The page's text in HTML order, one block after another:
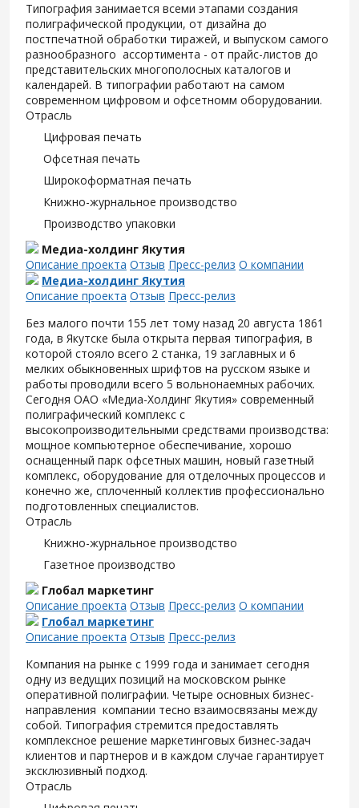
Типография занимается всеми этапами создания
полиграфической продукции, от дизайна до
постпечатной обработки тиражей, и выпуском самого
разнообразного ассортимента - от прайс-листов до
представительских многополосных каталогов и
календарей. В типографии работают на самом
современном цифровом и офсетномм оборудовании.
Отрасль
Цифровая печать
Офсетная печать
Широкоформатная печать
Книжно-журнальное производство
Производство упаковки
Медиа-холдинг Якутия
Описание проекта Отзыв Пресс-релиз О компании
Медиа-холдинг Якутия
Описание проекта Отзыв Пресс-релиз
Без малого почти 155 лет тому назад 20 августа 1861
года, в Якутске была открыта первая типография, в
которой стояло всего 2 станка, 19 заглавных и 6
мелких обыкновенных шрифтов на русском языке и
работы проводили всего 5 вольнонаемных рабочих.
Сегодня ОАО «Медиа-Холдинг Якутия» современный
полиграфический комплекс с
высокопроизводительными средствами производства:
мощное компьютерное обеспечивание, хорошо
оснащенный парк офсетных машин, новый газетный
комплекс, оборудование для отделочных процессов и
конечно же, сплоченный коллектив профессионально
подготовленных специалистов.
Отрасль
Книжно-журнальное производство
Газетное производство
Глобал маркетинг
Описание проекта Отзыв Пресс-релиз О компании
Глобал маркетинг
Описание проекта Отзыв Пресс-релиз
Компания на рынке с 1999 года и занимает сегодня
одну из ведущих позиций на московском рынке
оперативной полиграфии. Четыре основных бизнес-
направления компании тесно взаимосвязаны между
собой. Типография стремится предоставлять
комплексное решение маркетинговых бизнес-задач
клиентов и партнеров и в каждом случае гарантирует
эксклюзивный подход.
Отрасль